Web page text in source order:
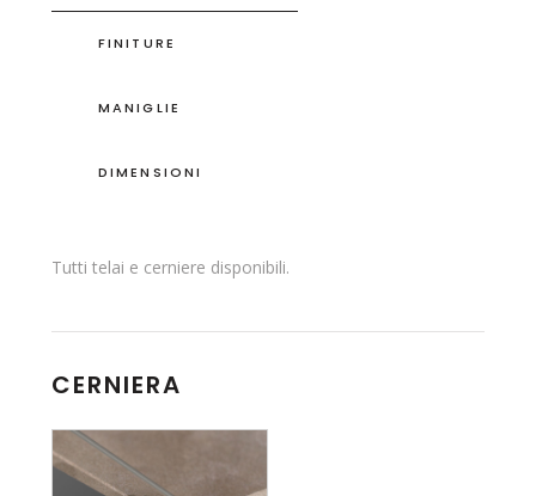
FINITURE
MANIGLIE
DIMENSIONI
Tutti telai e cerniere disponibili.
CERNIERA